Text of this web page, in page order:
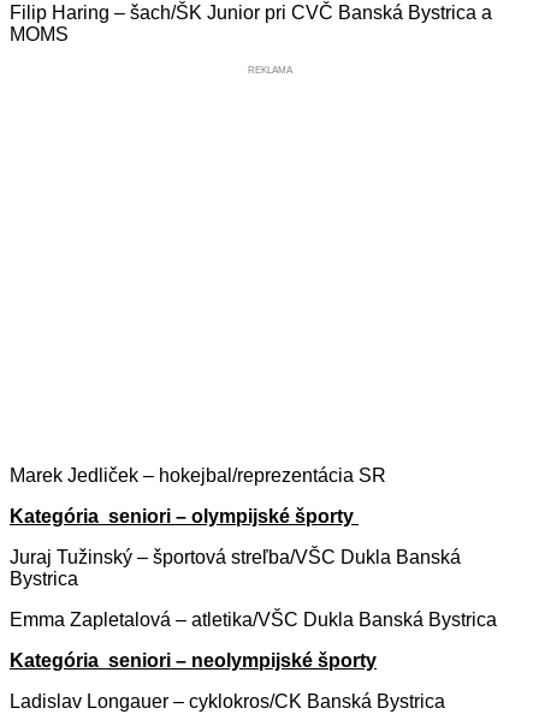
Filip Haring – šach/ŠK Junior pri CVČ Banská Bystrica a
MOMS
REKLAMA
Marek Jedliček – hokejbal/reprezentácia SR
Kategória seniori – olympijské športy
Juraj Tužinský – športová streľba/VŠC Dukla Banská
Bystrica
Emma Zapletalová – atletika/VŠC Dukla Banská Bystrica
Kategória seniori – neolympijské športy
Ladislav Longauer – cyklokros/CK Banská Bystrica